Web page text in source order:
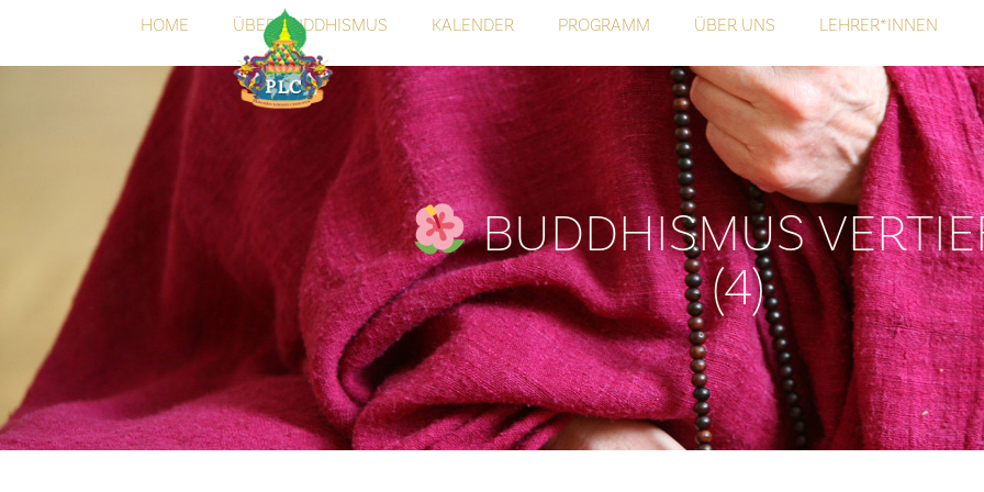
HOME ÜBER BUDDHISMUS KALENDER PROGRAMM ÜBER UNS LEHRER*INNEN
BUDDHISMUS
(4)